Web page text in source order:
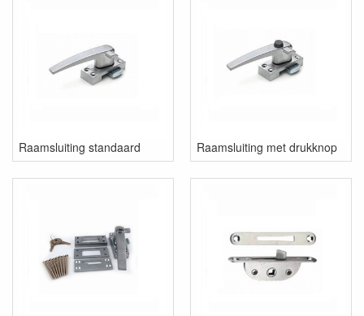
Raamsluiting standaard Raamsluiting met drukknop